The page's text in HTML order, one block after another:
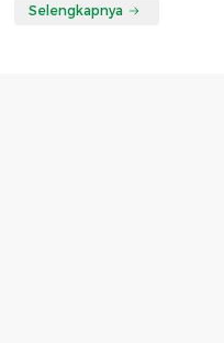
Selengkapnya